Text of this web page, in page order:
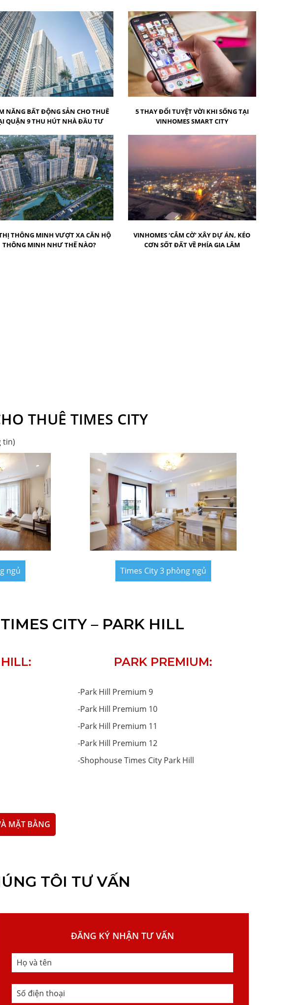
NĂNG BẤT ĐỘNG SẢN CHO THUÊ
QUẬN 9 THU HÚT NHÀ ĐẦU TƯ
5 THAY ĐỔI TUYỆT VỜI KHI SỐNG TẠI
VINHOMES SMART CITY
THÔNG MINH VƯỢT XA CĂN HỘ
THÔNG MINH NHƯ THẾ NÀO?
VINHOMES ‘CẮM CỜ’ XÂY DỰ ÁN, KÉO
CƠN SỐT ĐẤT VỀ PHÍA GIA LÂM
THUÊ TIMES CITY
tin)
ngủ Times City 3 phòng ngủ
CITY – PARK HILL
PARK PREMIUM:
-Park Hill Premium 9
-Park Hill Premium 10
-Park Hill Premium 11
-Park Hill Premium 12
-Shophouse Times City Park Hill
MẶT BẰNG
TÔI TƯ VẤN
ĐĂNG KÝ NHẬN TƯ VẤN